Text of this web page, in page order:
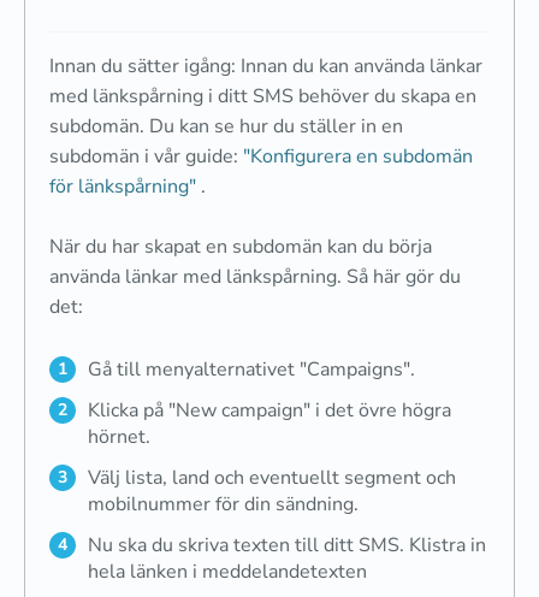
Innan du sätter igång: Innan du kan använda länkar
med länkspårning i ditt SMS behöver du skapa en
subdomän. Du kan se hur du ställer in en
subdomän i vår guide: "Konfigurera en subdomän
för länkspårning" .
När du har skapat en subdomän kan du börja
använda länkar med länkspårning. Så här gör du
det:
Gå till menyalternativet "Campaigns".
Klicka på "New campaign" i det övre högra
hörnet.
Välj lista, land och eventuellt segment och
mobilnummer för din sändning.
Nu ska du skriva texten till ditt SMS. Klistra in
hela länken i meddelandetexten